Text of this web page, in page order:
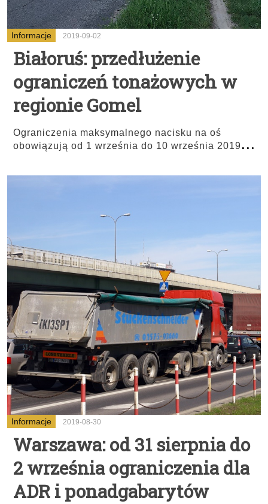
Informacje 2019-09-02
Białoruś: przedłużenie
ograniczeń tonażowych w
regionie Gomel
Ograniczenia maksymalnego nacisku na oś
obowiązują od 1 września do 10 września 2019...
Informacje 2019-08-30
Warszawa: od 31 sierpnia do
2 września ograniczenia dla
ADR i ponadgabarytów